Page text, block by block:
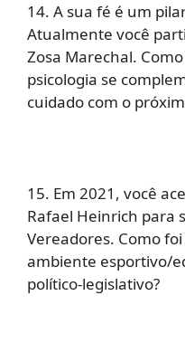
14. A sua fé é um
Atualmente você
Zosa Marechal.
psicologia se
cuidado com o
15. Em 2021, você
Rafael Heinrich para
Vereadores. Como
ambiente esportivo/
político-legislativo?